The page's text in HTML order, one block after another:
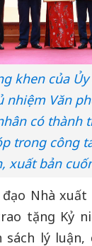
khen của
nhiệm Văn
có thành
trong công
xuất bản
Nhà xuất
tặng Kỷ
sách lý luận,